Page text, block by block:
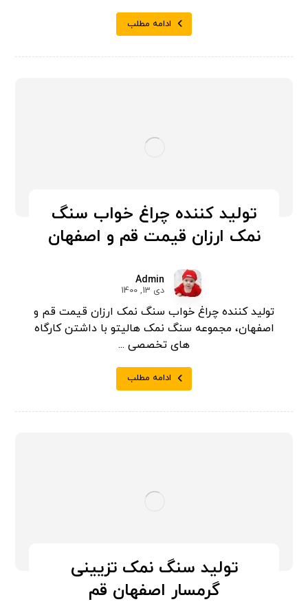
ادامه مطلب
تولید کننده چراغ خواب سنگ
نمک ارزان قیمت قم و اصفهان
Admin
دی 13, 1400
تولید کننده چراغ خواب سنگ نمک ارزان قیمت قم و
اصفهان، مجموعه سنگ نمک هالیتو با داشتن کارگاه
های تخصصی ...
ادامه مطلب
تولید سنگ نمک تزیینی
گرمسار اصفهان قم